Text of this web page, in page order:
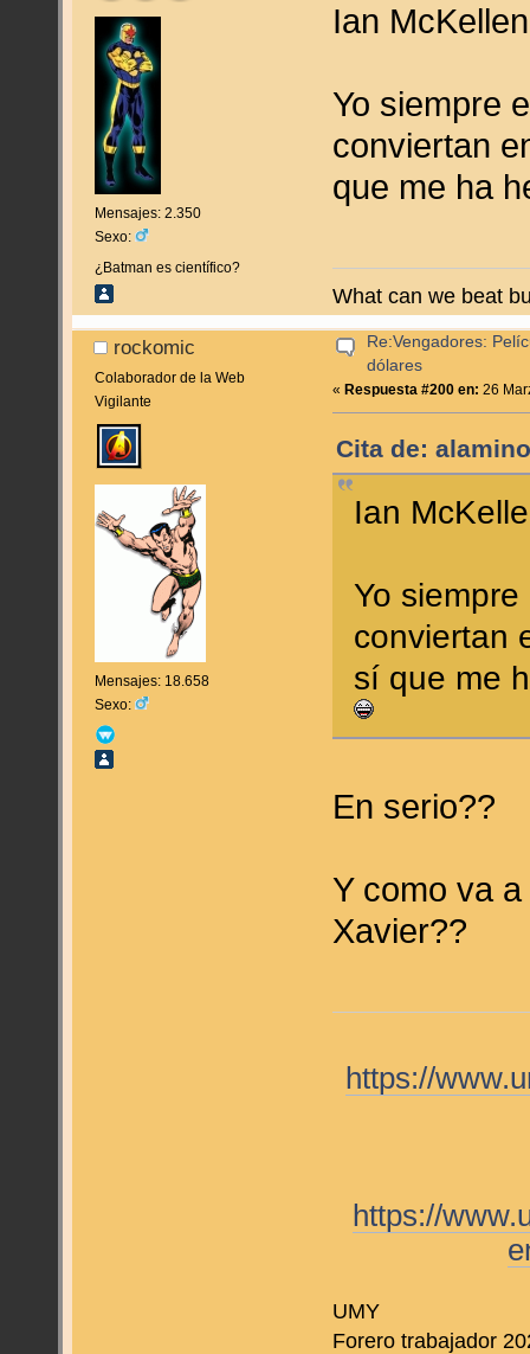
Mensajes: 2.350
Sexo:
¿Batman es científico?
Ian
Yo siempre
conviertan
que me ha
What can we beat
rockomic
Colaborador de la Web
Vigilante
Mensajes: 18.658
Sexo:
Re:Vengadores:
dólares
« Respuesta #200 en: 26
Cita de:
Ian
Yo
conviertan
sí que me
En serio??
Y como va
Xavier??
https://
https://
UMY
Forero trabajador